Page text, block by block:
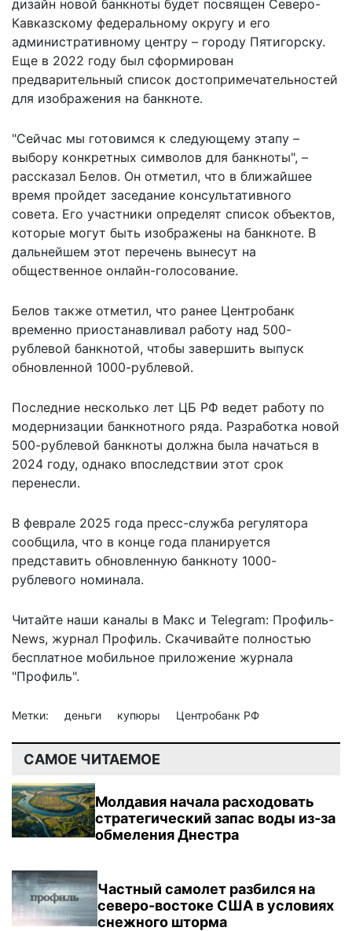
дизайн новой банкноты будет посвящен Северо-
Кавказскому федеральному округу и его
административному центру – городу Пятигорску.
Еще в 2022 году был сформирован
предварительный список достопримечательностей
для изображения на банкноте.
"Сейчас мы готовимся к следующему этапу –
выбору конкретных символов для банкноты", –
рассказал Белов. Он отметил, что в ближайшее
время пройдет заседание консультативного
совета. Его участники определят список объектов,
которые могут быть изображены на банкноте. В
дальнейшем этот перечень вынесут на
общественное онлайн-голосование.
Белов также отметил, что ранее Центробанк
временно приостанавливал работу над 500-
рублевой банкнотой, чтобы завершить выпуск
обновленной 1000-рублевой.
Последние несколько лет ЦБ РФ ведет работу по
модернизации банкнотного ряда. Разработка новой
500-рублевой банкноты должна была начаться в
2024 году, однако впоследствии этот срок
перенесли.
В феврале 2025 года пресс-служба регулятора
сообщила, что в конце года планируется
представить обновленную банкноту 1000-
рублевого номинала.
Читайте наши каналы в Макс и Telegram: Профиль-
News, журнал Профиль. Скачивайте полностью
бесплатное мобильное приложение журнала
"Профиль".
Метки: деньги купюры Центробанк РФ
САМОЕ ЧИТАЕМОЕ
Молдавия начала расходовать
стратегический запас воды из-за
обмеления Днестра
Частный самолет разбился на
северо-востоке США в условиях
снежного шторма